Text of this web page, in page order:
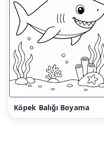
Köpek Balığı Boyama